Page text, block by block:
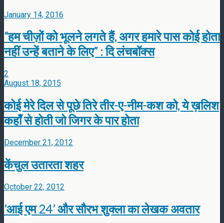
January 14, 2016
“हम चीज़ों को भूलने लगते हैं, अगर हमारे पास कोई होता
नहीं उन्हें बताने के लिए” : दि लंचबॉक्स
2
August 18, 2015
कोई मेरे दिल से पूछे तिरे तीर-ए-नीम-कश को, ये ख़लिश
कहाँ से होती जो जिगर के पार होता
December 21, 2012
केंचुल उतारता शहर
October 22, 2012
’आई एम 24’ और सौरभ शुक्ला का लेखक अवतार